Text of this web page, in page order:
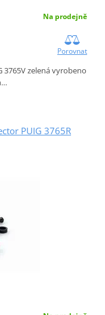
Na prodejně
Porovnat
3765V zelená vyrobeno
PUIG 3765R